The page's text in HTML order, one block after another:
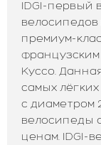
IDGI-первый
велосипедов
премиум-
Куссо.
самых
с диаметром
велосипеды
ценам. IDGI-